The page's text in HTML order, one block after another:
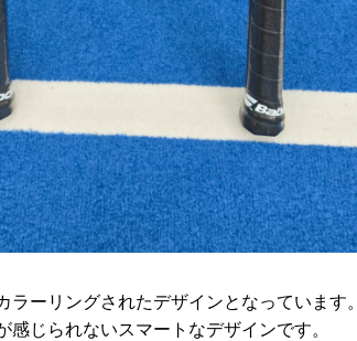
ーリングされたデザインとなっています。
じられないスマートなデザインです。